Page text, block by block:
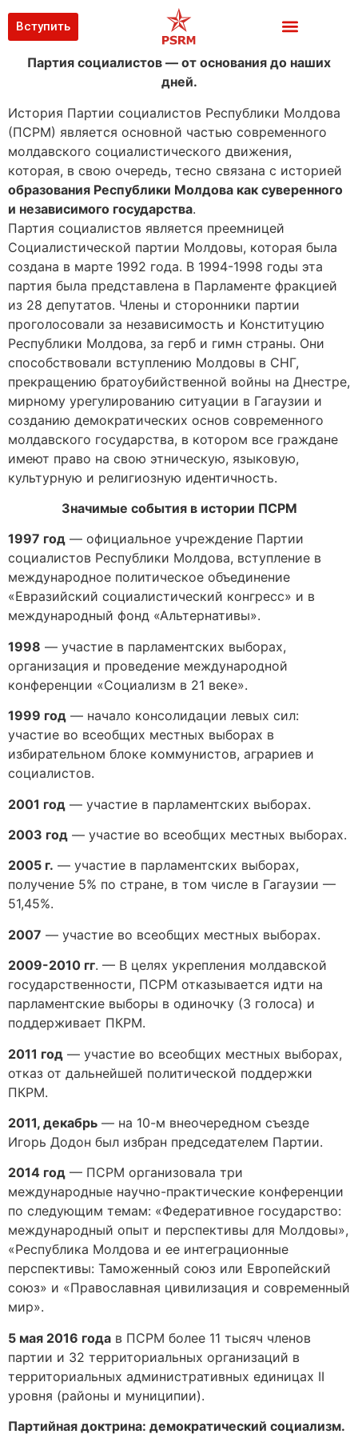
Вступить
Партия социалистов — от основания до наших
дней.
История Партии социалистов Республики Молдова
(ПСРМ) является основной частью современного
молдавского социалистического движения,
которая, в свою очередь, тесно связана с историей
образования Республики Молдова как суверенного
и независимого государства.
Партия социалистов является преемницей
Социалистической партии Молдовы, которая была
создана в марте 1992 года. В 1994-1998 годы эта
партия была представлена в Парламенте фракцией
из 28 депутатов. Члены и сторонники партии
проголосовали за независимость и Конституцию
Республики Молдова, за герб и гимн страны. Они
способствовали вступлению Молдовы в СНГ,
прекращению братоубийственной войны на Днестре,
мирному урегулированию ситуации в Гагаузии и
созданию демократических основ современного
молдавского государства, в котором все граждане
имеют право на свою этническую, языковую,
культурную и религиозную идентичность.
Значимые события в истории ПСРМ
1997 год — официальное учреждение Партии
социалистов Республики Молдова, вступление в
международное политическое объединение
«Евразийский социалистический конгресс» и в
международный фонд «Альтернативы».
1998 — участие в парламентских выборах,
организация и проведение международной
конференции «Социализм в 21 веке».
1999 год — начало консолидации левых сил:
участие во всеобщих местных выборах в
избирательном блоке коммунистов, аграриев и
социалистов.
2001 год — участие в парламентских выборах.
2003 год — участие во всеобщих местных выборах.
2005 г. — участие в парламентских выборах,
получение 5% по стране, в том числе в Гагаузии —
51,45%.
2007 — участие во всеобщих местных выборах.
2009-2010 гг. — В целях укрепления молдавской
государственности, ПСРМ отказывается идти на
парламентские выборы в одиночку (3 голоса) и
поддерживает ПКРМ.
2011 год — участие во всеобщих местных выборах,
отказ от дальнейшей политической поддержки
ПКРМ.
2011, декабрь — на 10-м внеочередном съезде
Игорь Додон был избран председателем Партии.
2014 год — ПСРМ организовала три
международные научно-практические конференции
по следующим темам: «Федеративное государство:
международный опыт и перспективы для Молдовы»,
«Республика Молдова и ее интеграционные
перспективы: Таможенный союз или Европейский
союз» и «Православная цивилизация и современный
мир».
5 мая 2016 года в ПСРМ более 11 тысяч членов
партии и 32 территориальных организаций в
территориальных административных единицах II
уровня (районы и муниципии).
Партийная доктрина: демократический социализм.